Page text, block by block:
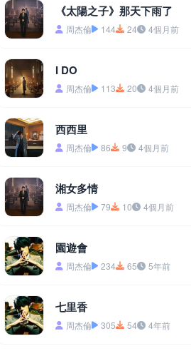
《太陽之子》那天下雨了
周杰倫 144 24 4個月前
I DO
周杰倫 113 20 4個月前
西西里
周杰倫 86 9 4個月前
湘女多情
周杰倫 79 10 4個月前
園遊會
周杰倫 234 65 5年前
七里香
周杰倫 305 54 4年前